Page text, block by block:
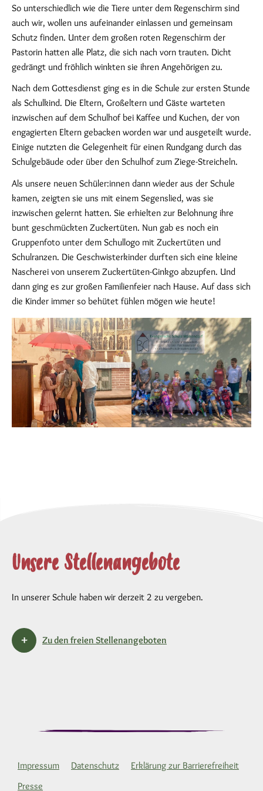
So unterschiedlich wie die Tiere unter dem Regenschirm sind
auch wir, wollen uns aufeinander einlassen und gemeinsam
Schutz finden. Unter dem großen roten Regenschirm der
Pastorin hatten alle Platz, die sich nach vorn trauten. Dicht
gedrängt und fröhlich winkten sie ihren Angehörigen zu.
Nach dem Gottesdienst ging es in die Schule zur ersten Stunde
als Schulkind. Die Eltern, Großeltern und Gäste warteten
inzwischen auf dem Schulhof bei Kaffee und Kuchen, der von
engagierten Eltern gebacken worden war und ausgeteilt wurde.
Einige nutzten die Gelegenheit für einen Rundgang durch das
Schulgebäude oder über den Schulhof zum Ziege-Streicheln.
Als unsere neuen Schüler:innen dann wieder aus der Schule
kamen, zeigten sie uns mit einem Segenslied, was sie
inzwischen gelernt hatten. Sie erhielten zur Belohnung ihre
bunt geschmückten Zuckertüten. Nun gab es noch ein
Gruppenfoto unter dem Schullogo mit Zuckertüten und
Schulranzen. Die Geschwisterkinder durften sich eine kleine
Nascherei von unserem Zuckertüten-Ginkgo abzupfen. Und
dann ging es zur großen Familienfeier nach Hause. Auf dass sich
die Kinder immer so behütet fühlen mögen wie heute!
Unsere Stellenangebote
In unserer Schule haben wir derzeit 2 zu vergeben.
Zu den freien Stellenangeboten
Impressum Datenschutz
Erklärung zur Barrierefreiheit
Presse